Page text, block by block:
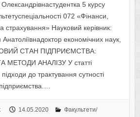
5 курсу
072 «Фінанси,
страхування» Науковий керівник:
економічних наук,
СТАН ПІДПРИЄМСТВА:
МЕТОДИ АНАЛІЗУ У статті
до трактування сутності
14.05.2020
Факультети/